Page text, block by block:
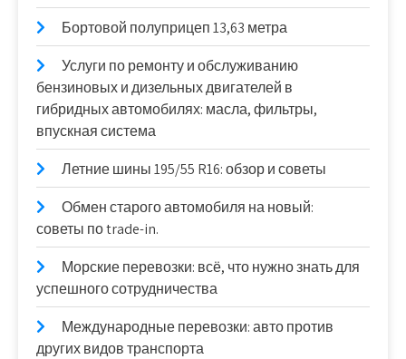
Бортовой полуприцеп 13,63 метра
Услуги по ремонту и обслуживанию
бензиновых и дизельных двигателей в
гибридных автомобилях: масла, фильтры,
впускная система
Летние шины 195/55 R16: обзор и советы
Обмен старого автомобиля на новый:
советы по trade-in.
Морские перевозки: всё, что нужно знать для
успешного сотрудничества
Международные перевозки: авто против
других видов транспорта